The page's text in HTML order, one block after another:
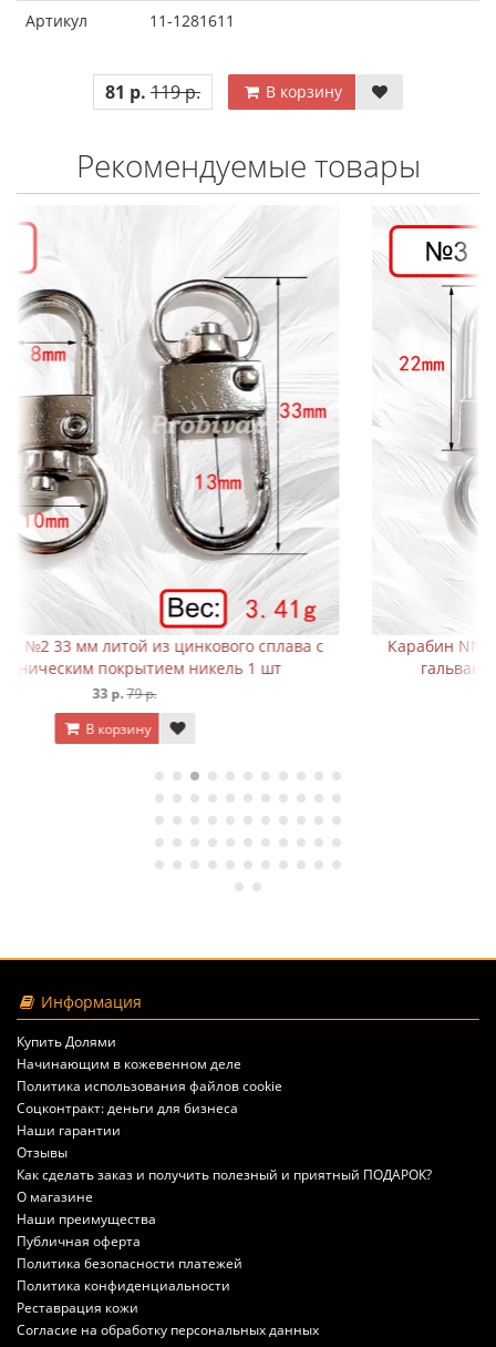
Артикул
11-1281611
81 р. 119 р. В корзину
Рекомендуемые товары
Карабин NN №3 33 мм литой из цинкового сплава с
гальваническим покрытием антрацит 1 шт
Информация
Купить Долями
Начинающим в кожевенном деле
Политика использования файлов cookie
Соцконтракт: деньги для бизнеса
Наши гарантии
Отзывы
Как сделать заказ и получить полезный и приятный ПОДАРОК?
О магазине
Наши преимущества
Публичная оферта
Политика безопасности платежей
Политика конфиденциальности
Реставрация кожи
Согласие на обработку персональных данных